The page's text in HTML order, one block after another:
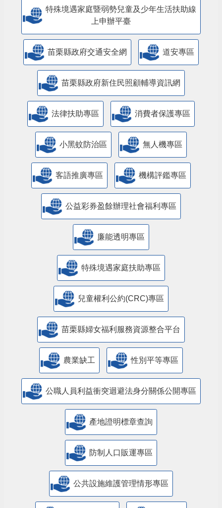
特殊境遇家庭暨弱勢兒童及少年生活扶助線
上申辦平臺
苗栗縣政府交通安全網 道安專區
苗栗縣政府新住民照顧輔導資訊網
法律扶助專區 消費者保護專區
小黑蚊防治區 無人機專區
客語推廣專區 機構評鑑專區
公益彩券盈餘辦理社會福利專區
廉能透明專區
特殊境遇家庭扶助專區
兒童權利公約(CRC)專區
苗栗縣婦女福利服務資源整合平台
農業缺工 性別平等專區
公職人員利益衝突迴避法身分關係公開專區
產地證明標章查詢
防制人口販運專區
​公共設施維護管理情形專區